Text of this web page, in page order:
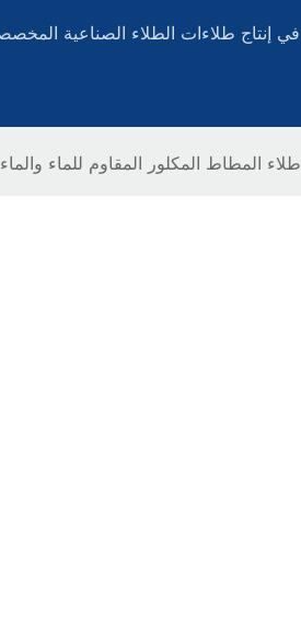
طلاء المطاط المكلور المقاوم للماء والماء